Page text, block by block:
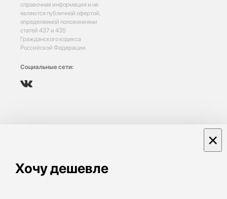
справочная информация и не
являются публичной офертой,
определяемой положениями
статей 437 и 435
Гражданского кодекса
Российской Федерации
Социальные сети:
Хочу дешевле
×